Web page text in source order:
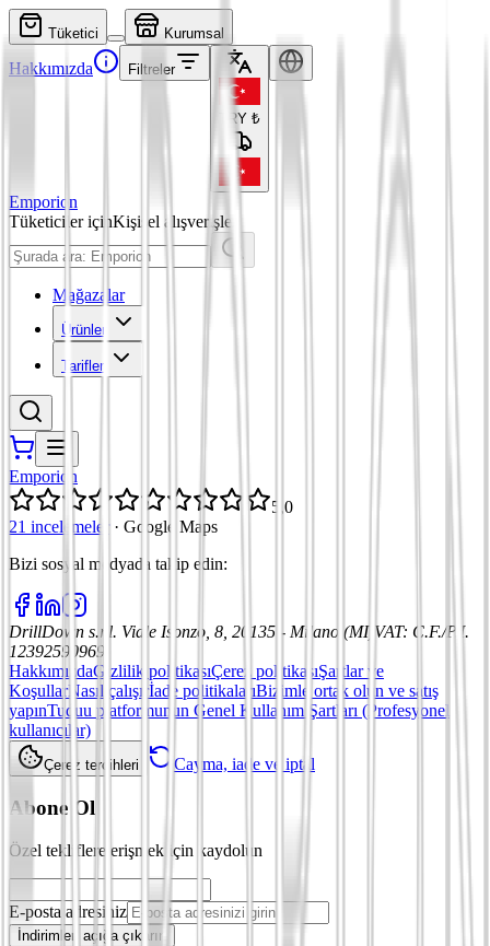
Tüketici Kurumsal
Hakkımızda Filtreler
TRY ₺
Emporion
Tüketiciler içinKişisel alışverişler
Mağazalar
Ürünler
Tarifler
Emporion
5,0
21 incelemeler
· Google Maps
Bizi sosyal medyada takip edin:
DrillDown s.r.l. Viale Isonzo, 8, 20135 - Milano (MI) VAT: C.F./P.I.
12392590969
HakkımızdaGizlilik politikasıÇerez politikasıŞartlar ve
KoşullarNasıl çalışırİade politikalarıBizimle ortak olun ve satış
yapınTuduu platformunun Genel Kullanım Şartları (Profesyonel
kullanıcılar)
Çerez tercihleri Cayma, iade ve iptal
Abone Ol
Özel tekliflere erişmek için kaydolun
E-posta adresiniz
İndirimleri açığa çıkarın